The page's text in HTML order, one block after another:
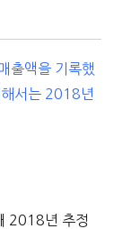
출액을 기록했
서는 2018년
2018년 추정